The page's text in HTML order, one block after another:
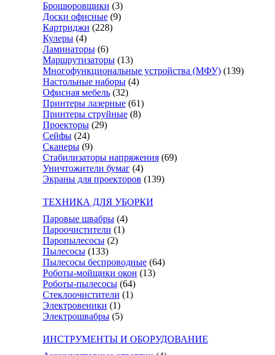
Брошюровщики (3)
Доски офисные (9)
Картриджи (228)
Кулеры (4)
Ламинаторы (6)
Маршрутизаторы (13)
Многофункциональные устройства (МФУ) (139)
Настольные наборы (4)
Офисная мебель (32)
Принтеры лазерные (61)
Принтеры струйные (8)
Проекторы (29)
Сейфы (24)
Сканеры (9)
Стабилизаторы напряжения (69)
Уничтожители бумаг (4)
Экраны для проекторов (139)
ТЕХНИКА ДЛЯ УБОРКИ
Паровые швабры (4)
Пароочистители (1)
Паропылесосы (2)
Пылесосы (133)
Пылесосы беспроводные (64)
Роботы-мойщики окон (13)
Роботы-пылесосы (64)
Стеклоочистители (1)
Электровеники (1)
Электрошвабры (5)
ИНСТРУМЕНТЫ И ОБОРУДОВАНИЕ